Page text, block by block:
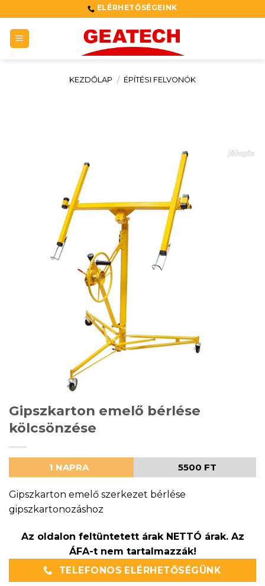
content
ELÉRHETŐSÉGEINK
KEZDŐLAP / ÉPÍTÉSI FELVONÓK
Gipszkarton emelő bérlése
kölcsönzése
1 NAPRA 5500 FT
Gipszkarton emelő szerkezet bérlése
gipszkartonozáshoz
Az oldalon feltüntetett árak NETTÓ árak. Az
ÁFA-t nem tartalmazzák!
TELEFONOS ELÉRHETŐSÉGÜNK